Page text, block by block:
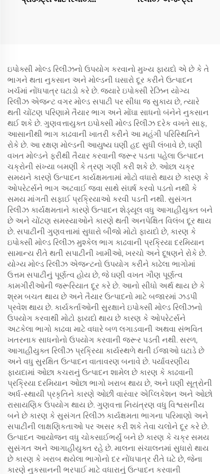
ઇપોક્સી મોલ્ડ રિલીઝનો ઉપયોગ કરવાનો મુખ્ય ફાયદો એ છે કે તે
ભાગને થતા નુકસાન અને મોલ્ડની ઘસારો દૂર કરીને ઉત્પાદન
ખર્ચમાં નોંધપાત્ર ઘટાડો કરે છે. જ્યારે ઇપોક્સી રેઝિન યોગ્ય
રિલીઝ એજન્ટ વગર મોલ્ડ સપાટી પર સીધા જ સુકાય છે, ત્યારે
થતી ચોંટણ પરિણામે તૈયાર ભાગ અને મોંઘા સાધનો બંનેને નુકસાન
થઈ શકે છે. ગુણવત્તાયુક્ત ઇપોક્સી મોલ્ડ રિલીઝ દરેક વખતે સાફ,
આસાનીથી ભાગ કાઢવાની ખાતરી કરીને આ મહંગી પરિસ્થિતિને
રોકે છે. આ રક્ષણ મોલ્ડની આયુષ્ય ઘણી હદ સુધી લંબાવે છે, ઘણી
વખત મોલ્ડને ફરીથી તૈયાર કરવાની જરૂર પડતા પહેલા ઉત્પાદન
ચક્રોની સંખ્યા બમણી કે ત્રણ ગણી કરી શકે છે. ઓછા ચક્ર
સમયને કારણે ઉત્પાદન કાર્યક્ષમતામાં મોટો વધારો થાય છે કારણ કે
ઓપરેટર્સને ભાગ અટવાઈ જવા સાથે સંઘર્ષ કરવો પડતો નથી કે
સમય માંગતી સફાઈ પ્રક્રિયાઓ કરવી પડતી નથી. સુસંગત
રિલીઝ કાર્યક્ષમતાને કારણે ઉત્પાદન શેડ્યૂલ વધુ આગાહીયુક્ત બને
છે અને ચોંટણ સમસ્યાઓને કારણે થતી અનપેક્ષિત વિલંબ દૂર થાય
છે. સપાટીની ગુણવત્તામાં સુધારો બીજો મોટો ફાયદો છે, કારણ કે
ઇપોક્સી મોલ્ડ રિલીઝ મુશ્કેલ ભાગ કાઢવાની પ્રક્રિયા દરમિયાન
સામાન્ય રીતે થતી સપાટીની ખામીઓ, ખરચો અને દૂષણને રોકે છે.
યોગ્ય મોલ્ડ રિલીઝ એજન્ટનો ઉપયોગ કરીને કાઢેલા ભાગોમાં
ઉત્તમ સપાટીનું પૂર્ણત્વ હોય છે, જે ઘણી વખત ગૌણ પૂર્ણત્વ
કામગીરીઓની જરૂરિયાત દૂર કરે છે. આનો સીધો અર્થ થાય છે કે
શ્રમ બચત થાય છે અને તૈયાર ઉત્પાદનો માટે બજારમાં ઝડપી
પ્રવેશ થાય છે. કાર્યકર્તાઓની સુરક્ષાને ઇપોક્સી મોલ્ડ રિલીઝનો
ઉપયોગ કરવાથી મોટો ફાયદો થાય છે કારણ કે ઓપરેટર્સને
અટકેલા ભાગો કાઢવા માટે વધારે બળ લગાડવાની અથવા સંભવિત
ખતરનાક સાધનોનો ઉપયોગ કરવાની જરૂર પડતી નથી. સરળ,
આગાહીયુક્ત રિલીઝ પ્રક્રિયા કાર્યસ્થળે થતી ઈજાઓ ઘટાડે છે
અને વધુ સુરક્ષિત ઉત્પાદન વાતાવરણ બનાવે છે. પર્યાવરણીય
ફાયદામાં ઓછા કચરાનું ઉત્પાદન શામેલ છે કારણ કે કાઢવાની
પ્રક્રિયા દરમિયાન ઓછા ભાગો ખરાબ થાય છે, અને ઘણી સૂત્રોની
અર્ધ-સ્થાયી પ્રકૃતિને કારણે ઓછી વારંવાર એપ્લિકેશન અને ઓછો
રાસાયણિક ઉપયોગ થાય છે. ગુણવત્તા નિયંત્રણ વધુ વિશ્વસનીય
બને છે કારણ કે સુસંગત રિલીઝ કાર્યક્ષમતા ભાગના પરિમાણો અને
સપાટીની લાક્ષણિકતાઓ પર અસર કરી શકે તેવા ચલોને દૂર કરે છે.
ઉત્પાદન આયોજન વધુ ચોકસાઈભર્યું બને છે કારણ કે ચક્ર સમય
સુસંગત અને આગાહીયુક્ત રહે છે. માલના સંચાલનમાં સુધારો થાય
છે કારણ કે ખરાબ થયેલા ભાગોનો દર નોંધપાત્ર રીતે ઘટે છે, જેના
કારણે નુકસાનની ભરપાઈ માટે વધારાનું ઉત્પાદન કરવાની